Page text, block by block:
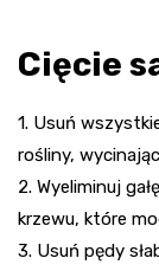
Cięcie
1. Usuń
rośliny,
2. Wyeliminuj
krzewu, które
3. Usuń pędy